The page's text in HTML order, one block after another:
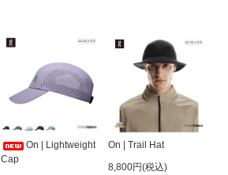
On | Lightweight
Cap
On | Trail Hat
8,800円(税込)